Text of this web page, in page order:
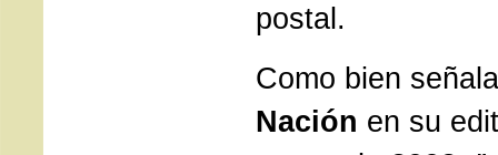
postal.
Como bien
Nación en su